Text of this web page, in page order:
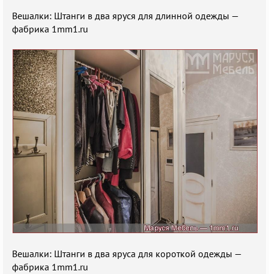
Вешалки: Штанги в два яруся для длинной одежды —
фабрика 1mm1.ru
Вешалки: Штанги в два яруса для короткой одежды —
фабрика 1mm1.ru